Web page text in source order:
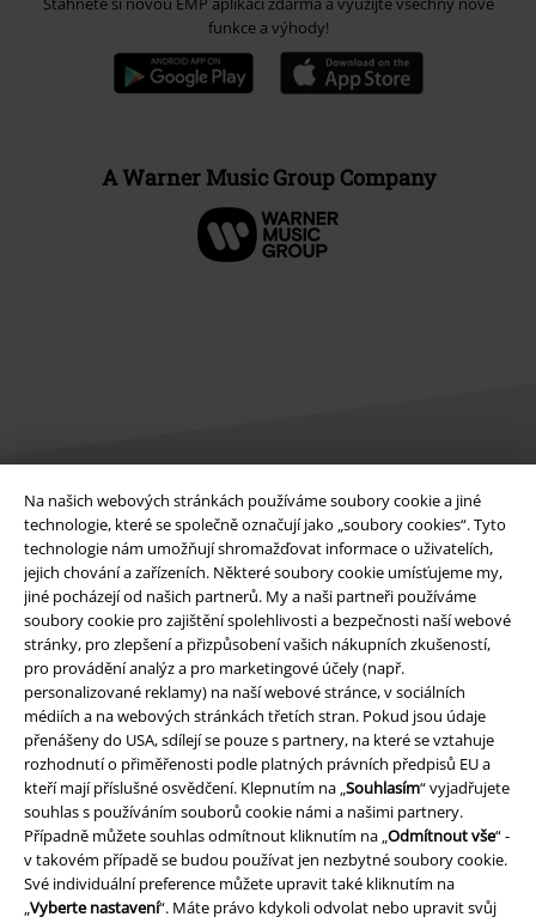
Na našich webových stránkách používáme soubory cookie a jiné
technologie, které se společně označují jako „soubory cookies“. Tyto
technologie nám umožňují shromažďovat informace o uživatelích,
jejich chování a zařízeních. Některé soubory cookie umísťujeme my,
jiné pocházejí od našich partnerů. My a naši partneři používáme
soubory cookie pro zajištění spolehlivosti a bezpečnosti naší webové
stránky, pro zlepšení a přizpůsobení vašich nákupních zkušeností,
pro provádění analýz a pro marketingové účely (např.
personalizované reklamy) na naší webové stránce, v sociálních
médiích a na webových stránkách třetích stran. Pokud jsou údaje
přenášeny do USA, sdílejí se pouze s partnery, na které se vztahuje
rozhodnutí o přiměřenosti podle platných právních předpisů EU a
kteří mají příslušné osvědčení. Klepnutím na „Souhlasím“ vyjadřujete
souhlas s používáním souborů cookie námi a našimi partnery.
Případně můžete souhlas odmítnout kliknutím na „Odmítnout vše“ -
v takovém případě se budou používat jen nezbytné soubory cookie.
Své individuální preference můžete upravit také kliknutím na
„Vyberte nastavení“. Máte právo kdykoli odvolat nebo upravit svůj
funkce a výhody!
A Warner Music Group Company
Právní informace
Podmínky
Prohlášení
Ochrana osobních údajů
Likvidace odpadu a ochrana životního prostředí
Prohlášení o shodě
Informace o přístupnosti
Nastavení souborů cookie